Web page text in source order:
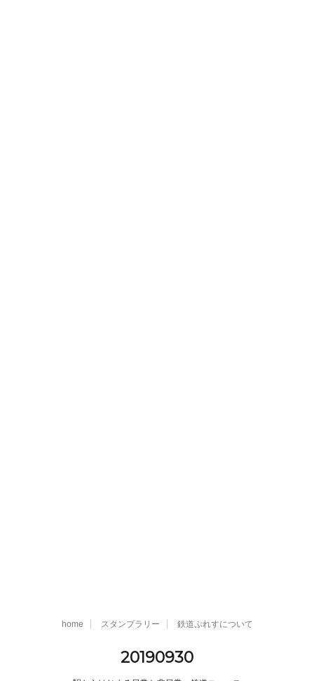
home スタンプラリー 鉄道ぷれすについて
20190930